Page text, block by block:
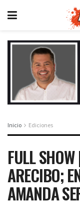
Inicio Ediciones
FULL
ARECIBO;
AMANDA